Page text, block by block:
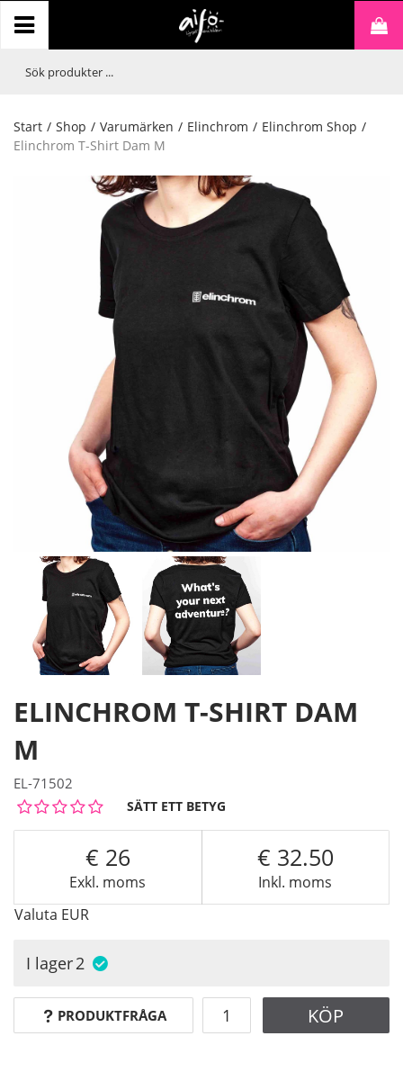
Start / Shop / Varumärken / Elinchrom / Elinchrom Shop /
Elinchrom T-Shirt Dam M
ELINCHROM T-SHIRT DAM
M
EL-71502
SÄTT ETT BETYG
Exkl. moms
26
Inkl. moms
32.50
Valuta EUR
I lager2
PRODUKTFRÅGA KÖP